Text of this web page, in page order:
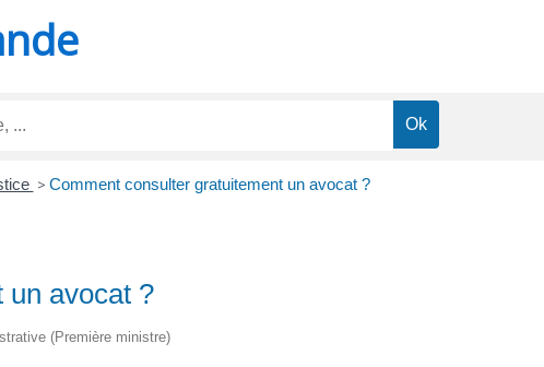
> Comment consulter gratuitement un avocat ?
un avocat ?
(Première ministre)